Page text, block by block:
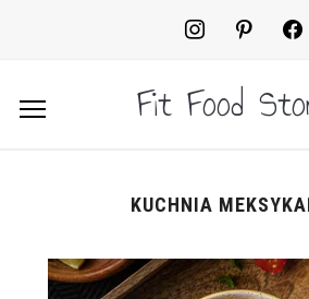
instagrampinterest
Fit Food
KUCHNIA